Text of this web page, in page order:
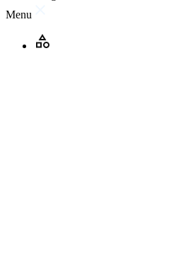
Menu